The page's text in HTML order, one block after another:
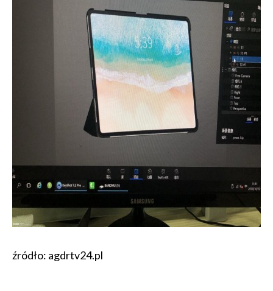
źródło: agdrtv24.pl